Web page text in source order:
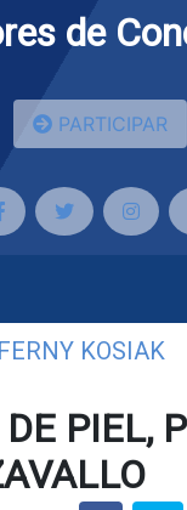
de
PARTICIPAR
FERNY KOSIAK
PIEL,